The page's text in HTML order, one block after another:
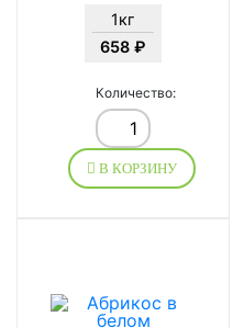
1кг
658 ₽
Количество:
В КОРЗИНУ